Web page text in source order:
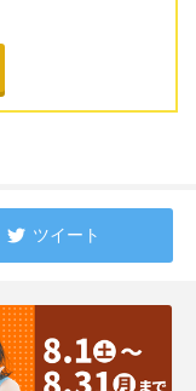
ツイート